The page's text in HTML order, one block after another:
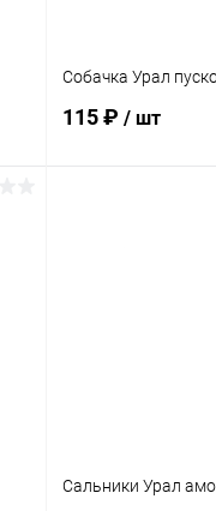
Собачка Урал
115 ₽ / шт
Сальники Урал